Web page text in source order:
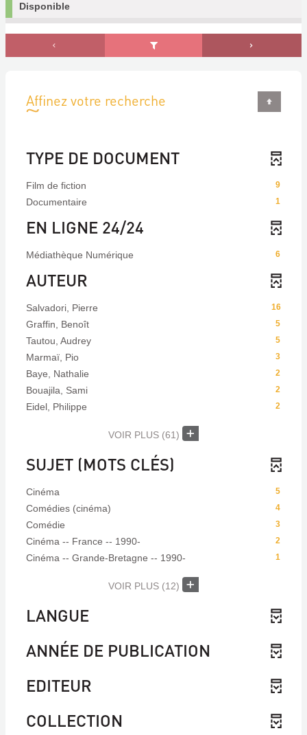
Disponible
Affinez votre recherche
TYPE DE DOCUMENT
9
Film de fiction
1
Documentaire
EN LIGNE 24/24
6
Médiathèque Numérique
AUTEUR
16
Salvadori, Pierre
5
Graffin, Benoît
5
Tautou, Audrey
3
Marmaï, Pio
2
Baye, Nathalie
2
Bouajila, Sami
2
Eidel, Philippe
VOIR PLUS (61)
SUJET (MOTS CLÉS)
5
Cinéma
4
Comédies (cinéma)
3
Comédie
2
Cinéma -- France -- 1990-
1
Cinéma -- Grande-Bretagne -- 1990-
VOIR PLUS (12)
LANGUE
ANNÉE DE PUBLICATION
EDITEUR
COLLECTION